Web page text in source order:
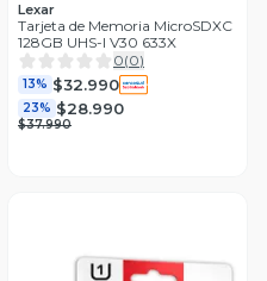
Lexar
Tarjeta de Memoria MicroSDXC
128GB UHS-I V30 633X
0(0)
13% $32.990
23% $28.990
$37.990